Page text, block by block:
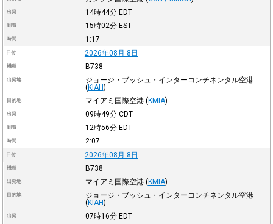
出発 14時44分 EDT
到着 15時02分 EST
時間 1:17
日付 2026年08月 8日
機種 B738
出発地
ジョージ・ブッシュ・インターコンチネンタル空港
(KIAH)
目的地 マイアミ国際空港 (KMIA)
出発 09時49分 CDT
到着 12時56分 EDT
時間 2:07
日付 2026年08月 8日
機種 B738
出発地 マイアミ国際空港 (KMIA)
目的地
ジョージ・ブッシュ・インターコンチネンタル空港
(KIAH)
出発 07時16分 EDT